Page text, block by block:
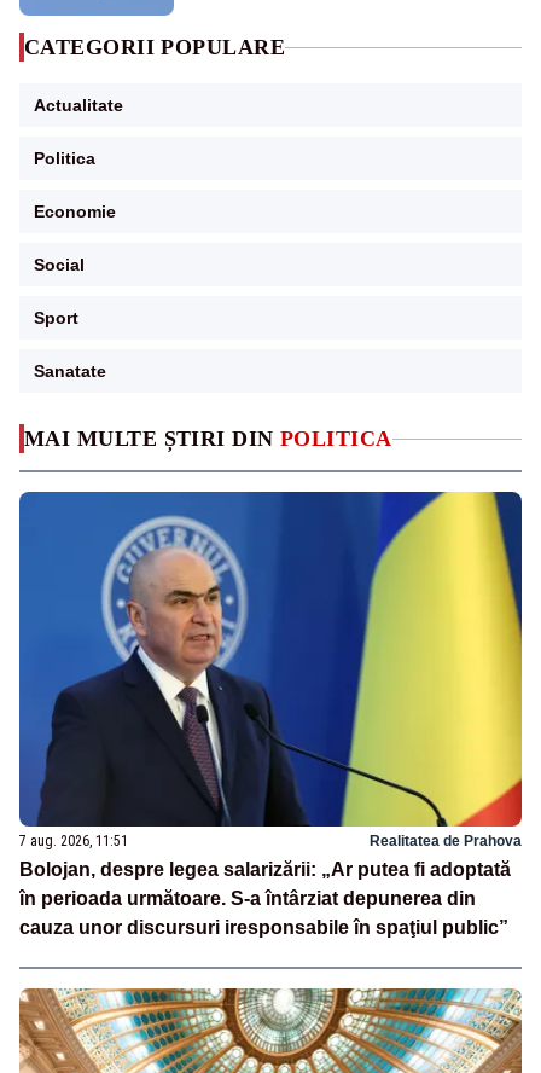
MAI MULTE ȘTIRI DIN POLITICA
7 aug. 2026, 11:51 Realitatea de Prahova
Bolojan, despre legea salarizării: „Ar putea fi adoptată
în perioada următoare. S-a întârziat depunerea din
cauza unor discursuri iresponsabile în spaţiul public”
CATEGORII POPULARE
Actualitate
Politica
Economie
Social
Sport
Sanatate